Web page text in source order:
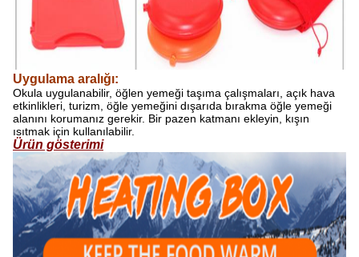
Uygulama aralığı:
Okula uygulanabilir, öğlen yemeği taşıma çalışmaları, açık hava
etkinlikleri, turizm, öğle yemeğini dışarıda bırakma öğle yemeği
alanını korumanız gerekir. Bir pazen katmanı ekleyin, kışın
ısıtmak için kullanılabilir.
Ürün gösterimi